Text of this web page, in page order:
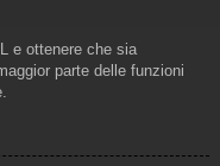
e ottenere che sia
parte delle funzioni